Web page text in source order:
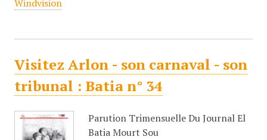
Windvision
Visitez Arlon - son carnaval - son
tribunal : Batia n° 34
Parution Trimensuelle Du Journal El
Batia Mourt Sou